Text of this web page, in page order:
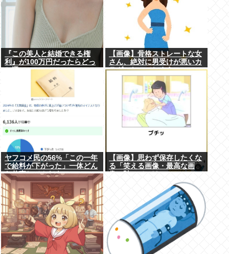
『この美人と結婚できる権
利』が100万円だったらどっ
ち選ぶwww
【画像】骨格ストレートな女
さん、絶対に男受けが悪いカ
ラダになってしまうｗｗｗ
ヤフコメ民の56%「この一年
で給料が下がった」一体どん
な仕事してんだよこいつ
ら！？
【画像】思わず保存したくな
る「笑える画像・最高な画